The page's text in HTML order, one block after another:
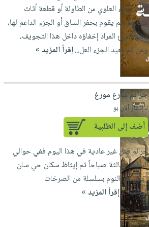
إزالة الجزء العلوي من الطاولة أو قطعة أثاث
مشابهة، ثم يقوم بحفر الساق أو الجزء الداعم لها،
يضع الشئ المراد إخفاؤه داخل هذا التجويف،
ومن ثم يعيد الجزء العل...إقرأ المزيد »
جرائم شارع مورغ
لـ إدغار آلان بو
أضف إلى الطلبية
جرائم قتل غير عادية في هذا اليوم ففي حوالي
الساعة الثالثة صباحاً تم إيثاظ سكان حي سان
روش من النوم بسلسلة من الصرخات
المرعبة....إقرأ المزيد »